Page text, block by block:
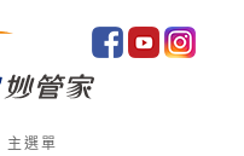
主選單